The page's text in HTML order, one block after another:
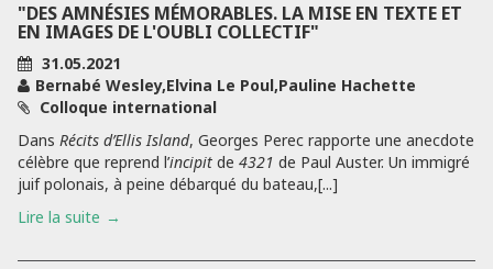
"DES AMNÉSIES MÉMORABLES. LA MISE EN TEXTE ET
EN IMAGES DE L'OUBLI COLLECTIF"
31.05.2021
Bernabé Wesley,Elvina Le Poul,Pauline Hachette
Colloque international
Dans Récits d’Ellis Island, Georges Perec rapporte une anecdote
célèbre que reprend l’incipit de 4321 de Paul Auster. Un immigré
juif polonais, à peine débarqué du bateau,[...]
Lire la suite